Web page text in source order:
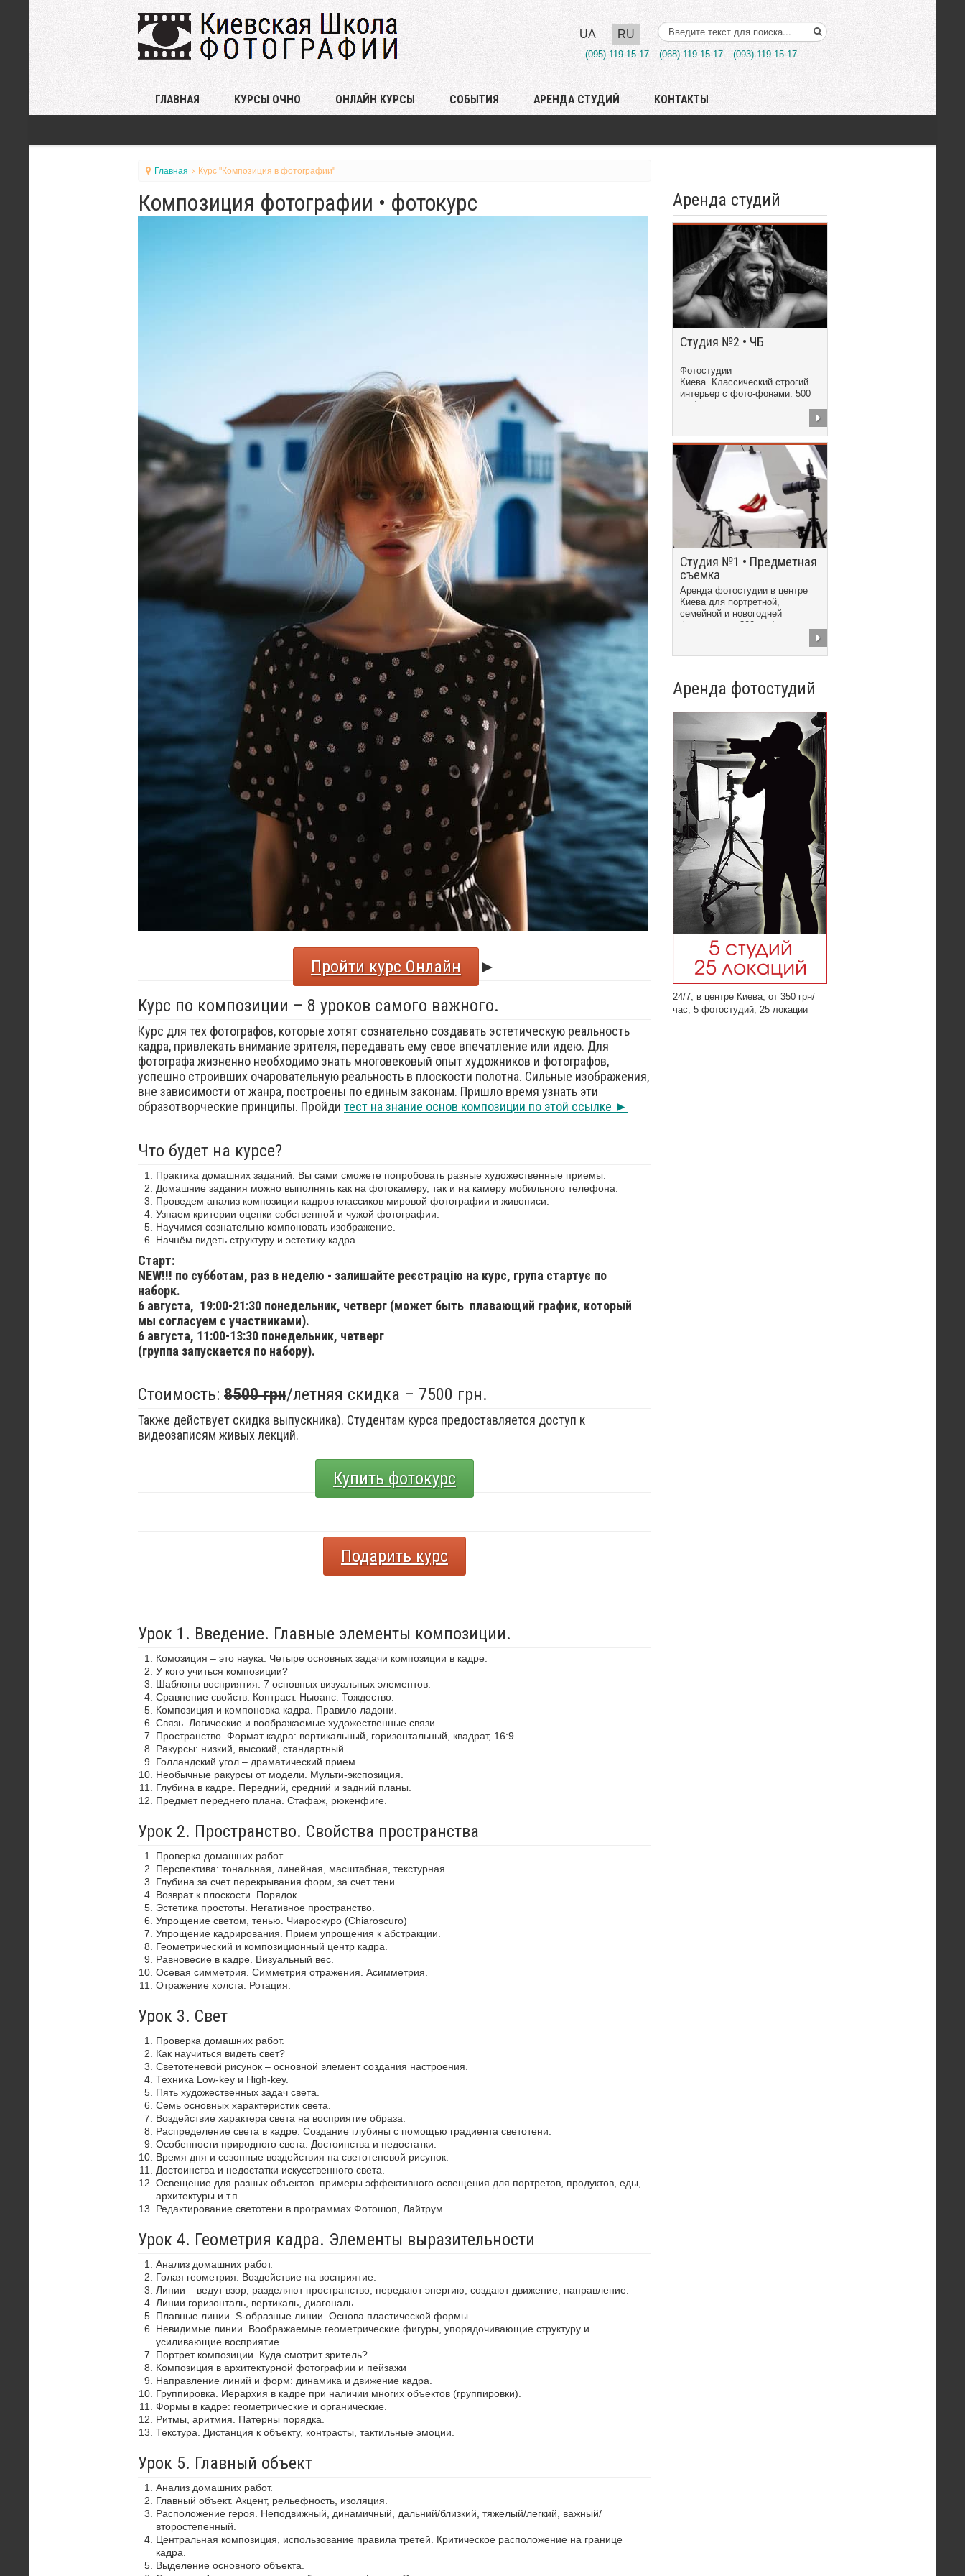
UA RU Поиск..
(095) 119-15-17 (068) 119-15-17 (093) 119-15-17
ГЛАВНАЯ КУРСЫ ОЧНО ОНЛАЙН КУРСЫ СОБЫТИЯ АРЕНДА СТУДИЙ КОНТАКТЫ
Главная Курс "Композиция в фотографии"
Композиция фотографии • фотокурс
Пройти курс Онлайн
►
Курс по композиции – 8 уроков самого важного.
Курс для тех фотографов, которые хотят сознательно создавать эстетическую реальность
кадра, привлекать внимание зрителя, передавать ему свое впечатление или идею. Для
фотографа жизненно необходимо знать многовековый опыт художников и фотографов,
успешно строивших очаровательную реальность в плоскости полотна. Сильные изображения,
вне зависимости от жанра, построены по единым законам. Пришло время узнать эти
образотворческие принципы. Пройди тест на знание основ композиции по этой ссылке ►
Что будет на курсе?
Практика домашних заданий. Вы сами сможете попробовать разные художественные приемы.
Домашние задания можно выполнять как на фотокамеру, так и на камеру мобильного телефона.
Проведем анализ композиции кадров классиков мировой фотографии и живописи.
Узнаем критерии оценки собственной и чужой фотографии.
Научимся сознательно компоновать изображение.
Начнём видеть структуру и эстетику кадра.
Старт:
NEW!!! по субботам, раз в неделю - залишайте реєстрацію на курс, група стартує по
наборк.
6 августа, 19:00-21:30 понедельник, четверг (может быть плавающий график, который
мы согласуем с участниками).
6 августа, 11:00-13:30 понедельник, четверг
(группа запускается по набору).
Стоимость: 8500 грн/летняя скидка – 7500 грн.
Также действует скидка выпускника). Студентам курса предоставляется доступ к
видеозаписям живых лекций.
Купить фотокурс
Подарить курс
Урок 1. Введение. Главные элементы композиции.
Комозиция – это наука. Четыре основных задачи композиции в кадре.
У кого учиться композиции?
Шаблоны восприятия. 7 основных визуальных элементов.
Сравнение свойств. Контраст. Ньюанс. Тождество.
Композиция и компоновка кадра. Правило ладони.
Связь. Логические и воображаемые художественные связи.
Пространство. Формат кадра: вертикальный, горизонтальный, квадрат, 16:9.
Ракурсы: низкий, высокий, стандартный.
Голландский угол – драматический прием.
Необычные ракурсы от модели. Мульти-экспозиция.
Глубина в кадре. Передний, средний и задний планы.
Предмет переднего плана. Стафаж, рюкенфиге.
Урок 2. Пространство. Свойства пространства
Проверка домашних работ.
Перспектива: тональная, линейная, масштабная, текстурная
Глубина за счет перекрывания форм, за счет тени.
Возврат к плоскости. Порядок.
Эстетика простоты. Негативное пространство.
Упрощение светом, тенью. Чиароскуро (Chiaroscuro)
Упрощение кадрирования. Прием упрощения к абстракции.
Геометрический и композиционный центр кадра.
Равновесие в кадре. Визуальный вес.
Осевая симметрия. Симметрия отражения. Асимметрия.
Отражение холста. Ротация.
Урок 3. Свет
Проверка домашних работ.
Как научиться видеть свет?
Светотеневой рисунок – основной элемент создания настроения.
Техника Low-key и High-key.
Пять художественных задач света.
Семь основных характеристик света.
Воздействие характера света на восприятие образа.
Распределение света в кадре. Создание глубины с помощью градиента светотени.
Особенности природного света. Достоинства и недостатки.
Время дня и сезонные воздействия на светотеневой рисунок.
Достоинства и недостатки искусственного света.
Освещение для разных объектов. примеры эффективного освещения для портретов, продуктов, еды,
архитектуры и т.п.
Редактирование светотени в программах Фотошоп, Лайтрум.
Урок 4. Геометрия кадра. Элементы выразительности
Анализ домашних работ.
Голая геометрия. Воздействие на восприятие.
Линии – ведут взор, разделяют пространство, передают энергию, создают движение, направление.
Линии горизонталь, вертикаль, диагональ.
Плавные линии. S-образные линии. Основа пластической формы
Невидимые линии. Воображаемые геометрические фигуры, упорядочивающие структуру и
усиливающие восприятие.
Портрет композиции. Куда смотрит зритель?
Композиция в архитектурной фотографии и пейзажи
Направление линий и форм: динамика и движение кадра.
Группировка. Иерархия в кадре при наличии многих объектов (группировки).
Формы в кадре: геометрические и органические.
Ритмы, аритмия. Патерны порядка.
Текстура. Дистанция к объекту, контрасты, тактильные эмоции.
Урок 5. Главный объект
Анализ домашних работ.
Главный объект. Акцент, рельефность, изоляция.
Расположение героя. Неподвижный, динамичный, дальний/близкий, тяжелый/легкий, важный/
второстепенный.
Центральная композиция, использование правила третей. Критическое расположение на границе
кадра.
Выделение основного объекта.
Аренда студий
Студия №2 • ЧБ
Фотостудии
Киева. Классический строгий
интерьер с фото-фонами. 500
грн/час
Студия №1 • Предметная
съемка
Аренда фотостудии в центре
Киева для портретной,
семейной и новогодней
фотосъемки. 300 грн/час
Аренда фотостудий
24/7, в центре Киева, от 350 грн/
час, 5 фотостудий, 25 локации